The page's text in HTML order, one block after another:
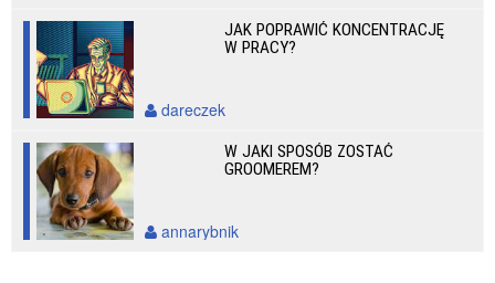
JAK POPRAWIĆ KONCENTRACJĘ
W PRACY?
dareczek
W JAKI SPOSÓB ZOSTAĆ
GROOMEREM?
annarybnik